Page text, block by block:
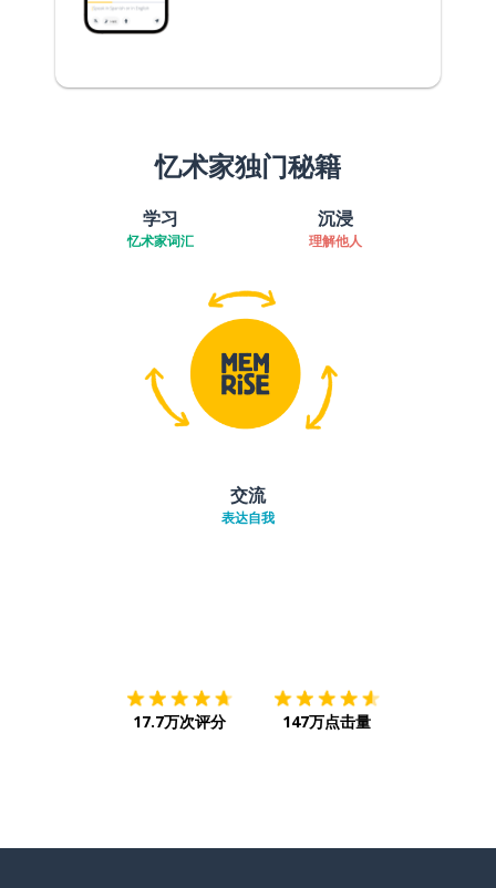
忆术家独门秘籍
学习
忆术家词汇
沉浸
理解他人
交流
表达自我
17.7万次评分 147万点击量